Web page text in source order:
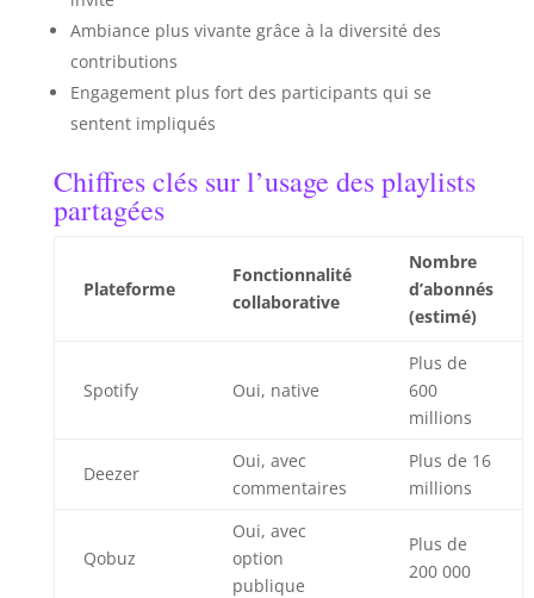
Ambiance plus vivante grâce à la diversité des
contributions
Engagement plus fort des participants qui se
sentent impliqués
Chiffres clés sur l’usage des playlists
partagées
Plateforme
Fonctionnalité
collaborative
Nombre
d’abonnés
(estimé)
Spotify Oui, native
Plus de
600
millions
Deezer
Oui, avec
commentaires
Plus de 16
millions
Qobuz
Oui, avec
option
publique
Plus de
200 000